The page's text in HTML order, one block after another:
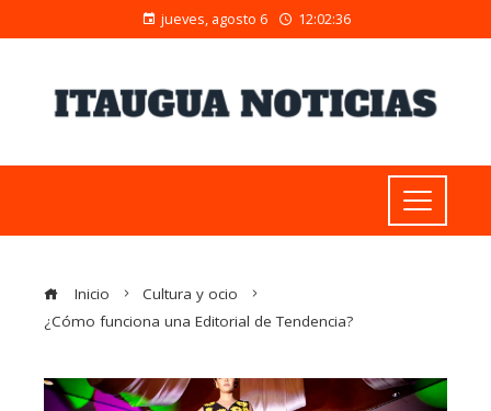
jueves, agosto 6 12:02:37
Inicio
Cultura y ocio
¿Cómo funciona una Editorial de Tendencia?